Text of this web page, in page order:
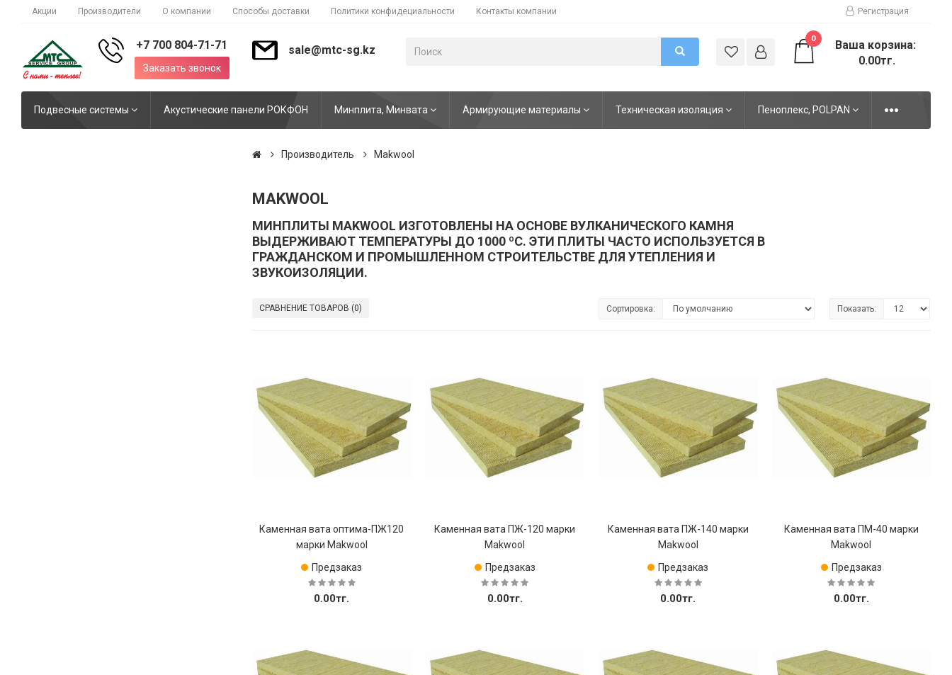
Акции Производители О компании Способы доставки Политики конфидециальности Контакты компании Регистрация
+7 700 804-71-71
Заказать звонок
sale@mtc-sg.kz
0
Ваша корзина:
0.00тг.
Подвесные системы Акустические панели РОКФОН Минплита, Минвата Армирующие материалы Техническая изоляция Пеноплекс, POLPAN
Производитель Makwool
MAKWOOL
МИНПЛИТЫ MAKWOOL ИЗГОТОВЛЕНЫ НА ОСНОВЕ ВУЛКАНИЧЕСКОГО КАМНЯ
ВЫДЕРЖИВАЮТ ТЕМПЕРАТУРЫ ДО 1000 ºС. ЭТИ ПЛИТЫ ЧАСТО ИСПОЛЬЗУЕТСЯ В
ГРАЖДАНСКОМ И ПРОМЫШЛЕННОМ СТРОИТЕЛЬСТВЕ ДЛЯ УТЕПЛЕНИЯ И
ЗВУКОИЗОЛЯЦИИ.
СРАВНЕНИЕ ТОВАРОВ (0) Сортировка: Показать:
Купить
Каменная вата оптима-ПЖ120
марки Makwool
Предзаказ
0.00тг.
Купить
Каменная вата ПЖ-120 марки
Makwool
Предзаказ
0.00тг.
Купить
Каменная вата ПЖ-140 марки
Makwool
Предзаказ
0.00тг.
Купить
Каменная вата ПМ-40 марки
Makwool
Предзаказ
0.00тг.